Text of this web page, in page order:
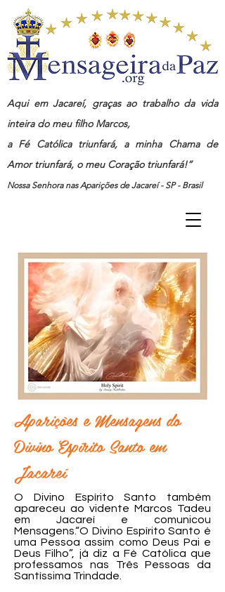
Aqui em Jacareí, graças ao trabalho da vida
inteira do meu filho Marcos,
a Fé Católica triunfará, a minha Chama de
Amor triunfará, o meu Coração triunfará!”
Nossa Senhora nas Aparições de Jacareí - SP - Brasil
Aparições e Mensagens do
Divino Espírito Santo em
Jacareí
O Divino Espírito Santo também
apareceu ao vidente Marcos Tadeu
em Jacareí e comunicou
Mensagens.“O Divino Espírito Santo é
uma Pessoa assim como Deus Pai e
Deus Filho”, já diz a Fé Católica que
professamos nas Três Pessoas da
Santíssima Trindade.